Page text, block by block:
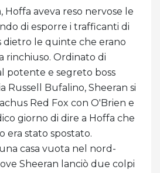
Hoffa aveva reso nervose le
di esporre i trafficanti di
dietro le quinte che erano
rinchiuso. Ordinato di
potente e segreto boss
Russell Bufalino, Sheeran si
Red Fox con O'Brien e
giorno di dire a Hoffa che
era stato spostato.
casa vuota nel nord-
Sheeran lanciò due colpi